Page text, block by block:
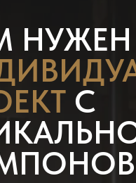
НУЖЕН
С